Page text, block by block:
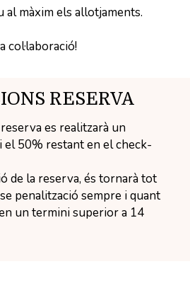
al màxim els allotjaments.
col·laboració!
RESERVA
es realitzarà un
el 50% restant en el check-
de la reserva, és tornarà tot
penalització sempre i quant
un termini superior a 14